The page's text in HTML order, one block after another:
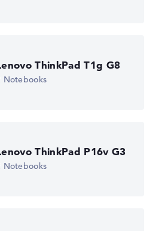
ThinkPad T1g G8
Notebooks
ThinkPad P16v G3
Notebooks